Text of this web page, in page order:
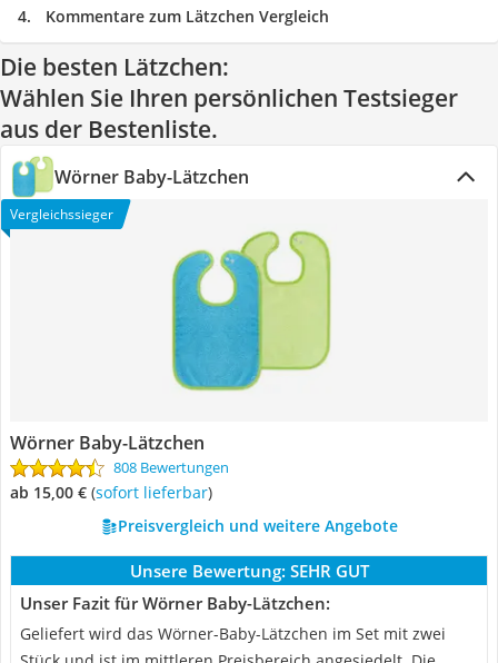
Kommentare zum Lätzchen Vergleich
Die besten Lätzchen:
Wählen Sie Ihren persönlichen Testsieger
aus der Bestenliste.
Wörner Baby-Lätzchen
Vergleichssieger
Wörner Baby-Lätzchen
808 Bewertungen
ab 15,00 € ( Sofort lieferbar)
Preisvergleich und weitere Angebote
Unsere Bewertung: SEHR GUT
Unser Fazit für Wörner Baby-Lätzchen:
Geliefert wird das Wörner-Baby-Lätzchen im Set mit zwei